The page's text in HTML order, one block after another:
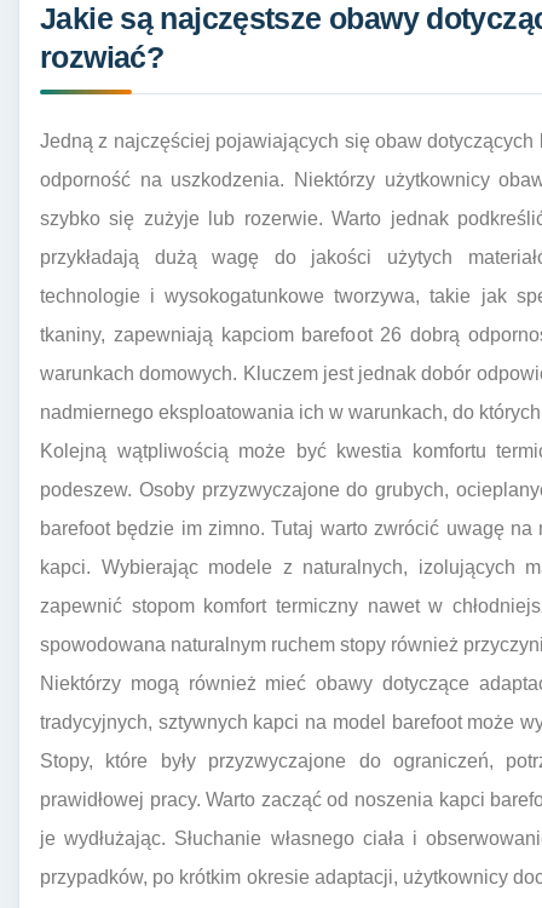
Jakie są najczęstsze obawy
rozwiać?
Jedną z najczęściej pojawiających się obaw dotyczących
odporność na uszkodzenia. Niektórzy użytkownicy
szybko się zużyje lub rozerwie. Warto jednak
przykładają dużą wagę do jakości użytych
technologie i wysokogatunkowe tworzywa, takie jak
tkaniny, zapewniają kapciom barefoot 26 dobrą
warunkach domowych. Kluczem jest jednak dobór
nadmiernego eksploatowania ich w warunkach, do
Kolejną wątpliwością może być kwestia komfortu
podeszew. Osoby przyzwyczajone do grubych,
barefoot będzie im zimno. Tutaj warto zwrócić uwagę na
kapci. Wybierając modele z naturalnych, izolujących
zapewnić stopom komfort termiczny nawet w
spowodowana naturalnym ruchem stopy również
Niektórzy mogą również mieć obawy dotyczące
tradycyjnych, sztywnych kapci na model barefoot może
Stopy, które były przyzwyczajone do ograniczeń,
prawidłowej pracy. Warto zacząć od noszenia kapci
je wydłużając. Słuchanie własnego ciała i
przypadków, po krótkim okresie adaptacji, użytkownicy